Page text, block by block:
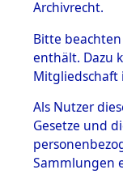
BESTÄNDE
1.
mente
5.
5.3
Archivrecht.
Bitte
enthält. Dazu
Mitgliedschaft
Als Nutzer
Gesetze und
Sammlungen